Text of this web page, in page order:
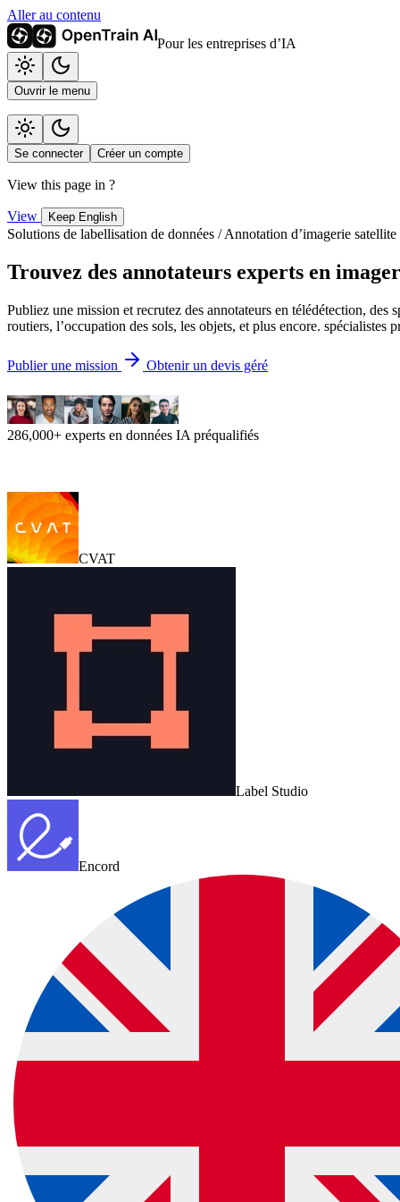
Aller au contenu
Pour les entreprises d’IA
Ouvrir le menu
Se connecter Créer un compte
View this page in ?
View Keep English
Solutions de labellisation de données / Annotation d’imagerie satellite
Trouvez des annotateurs experts en
Publiez une mission et recrutez des annotateurs en télédétection,
routiers, l’occupation des sols, les objets, et plus encore. spécialistes
Publier une mission Obtenir un devis géré
286,000+ experts en données IA préqualifiés
CVAT
Label Studio
Encord